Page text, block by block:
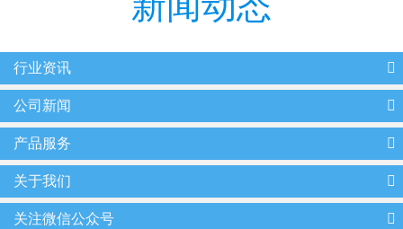
行业资讯
公司新闻
产品服务
关于我们
关注微信公众号